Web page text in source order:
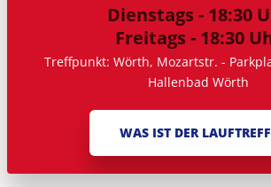
Dienstags - 18:30
Freitags - 18:30
Treffpunkt: Wörth, Mozartstr. -
Hallenbad Wörth
WAS IST DER